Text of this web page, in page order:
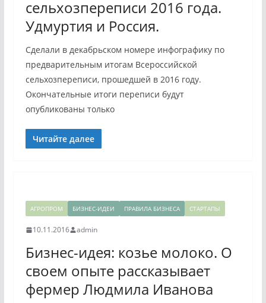
сельхозпереписи 2016 года.
Удмуртия и Россия.
Сделали в декабрьском номере инфографику по
предварительным итогам Всероссийской
сельхозпереписи, прошедшей в 2016 году.
Окончательные итоги переписи будут
опубликованы только
Читайте далее
АГРОПРОМ БИЗНЕС-ИДЕИ ПРАВИЛА БИЗНЕСА СТАРТАПЫ
10.11.2016 admin
Бизнес-идея: козье молоко. О
своем опыте рассказывает
фермер Людмила Иванова